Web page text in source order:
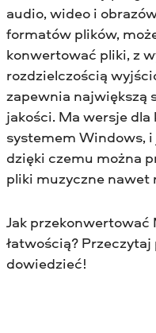
audio, wideo i
formatów plików,
konwertować pliki, z
rozdzielczością
zapewnia największą
jakości. Ma wersje
systemem Windows,
dzięki czemu można
pliki muzyczne nawet
Jak przekonwertować
łatwością?
dowiedzieć!